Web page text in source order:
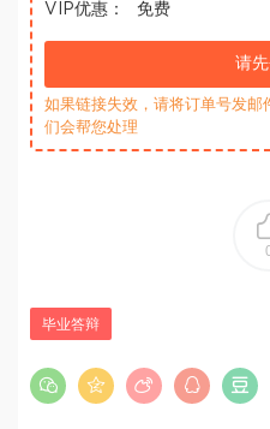
VIP优惠：
免费
请
如果链接失效，请将订单号发
们会帮您处理
毕业答辩